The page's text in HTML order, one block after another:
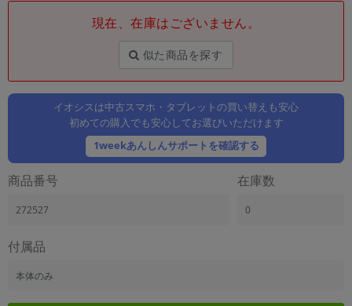
現在、在庫はございません。
似た商品を探す
イオシスは中古スマホ・タブレットの買い替えも安心
初めての購入でも安心してお選びいただけます
1weekあんしんサポートを確認する
商品番号
272527
在庫数
0
付属品
本体のみ
「スマートフォン」「タブレット」など
メーカー
製造、販売メーカーの絞り込み
機能・特徴
商品の搭載機能による絞り込み
商品状態の絞り込み